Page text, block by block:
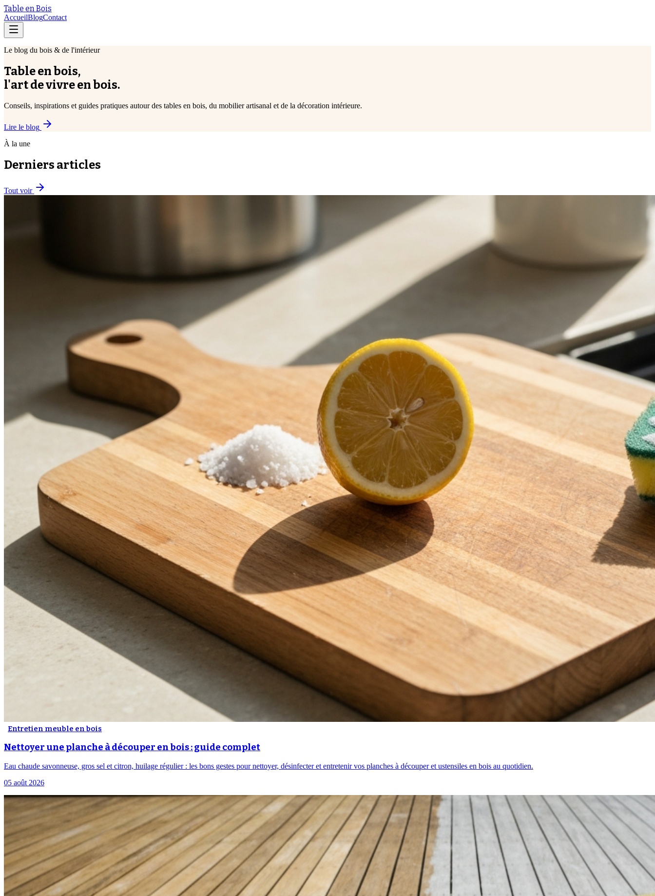
Table en Bois
AccueilBlogContact
Le blog du bois & de l'intérieur
Table en bois,
l'art de vivre en bois.
Conseils, inspirations et guides pratiques autour des tables en bois, du mobilier artisanal et de la décoration intérieure.
Lire le blog
À la une
Derniers articles
Tout voir
Entretien meuble en bois
Nettoyer une planche à découper en bois : guide complet
Eau chaude savonneuse, gros sel et citron, huilage régulier : les bons gestes pour nettoyer, désinfecter et entretenir vos planches à découper et ustensiles en bois au quotidien.
05 août 2026